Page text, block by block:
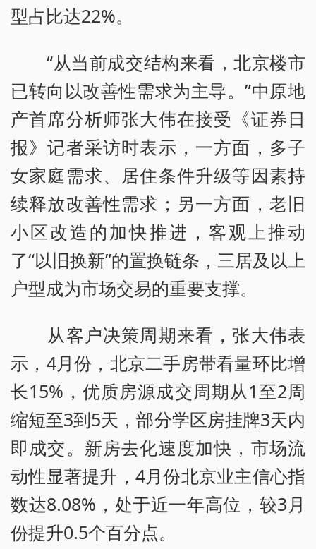
型占比达22%。
“从当前成交结构来看，北京楼市
已转向以改善性需求为主导。”中原地
产首席分析师张大伟在接受《证券日
报》记者采访时表示，一方面，多子
女家庭需求、居住条件升级等因素持
续释放改善性需求；另一方面，老旧
小区改造的加快推进，客观上推动
了“以旧换新”的置换链条，三居及以上
户型成为市场交易的重要支撑。
从客户决策周期来看，张大伟表
示，4月份，北京二手房带看量环比增
长15%，优质房源成交周期从1至2周
缩短至3到5天，部分学区房挂牌3天内
即成交。新房去化速度加快，市场流
动性显著提升，4月份北京业主信心指
数达8.08%，处于近一年高位，较3月
份提升0.5个百分点。